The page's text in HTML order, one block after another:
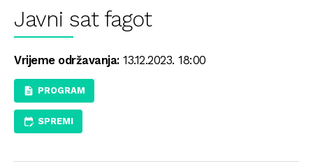
Javni sat fagot
Vrijeme održavanja:13.12.2023. 18:00
PROGRAM
SPREMI